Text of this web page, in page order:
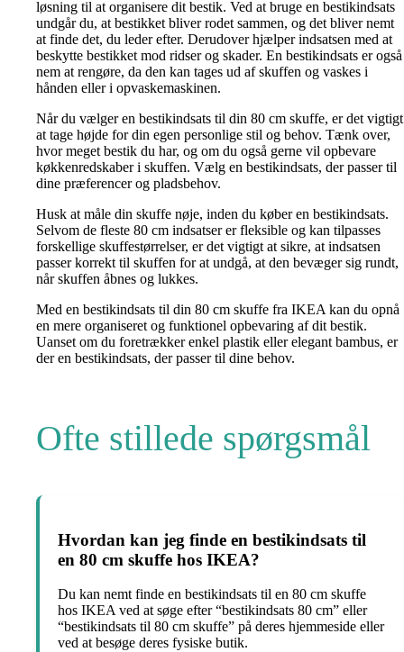
løsning til at organisere dit bestik. Ved at bruge en bestikindsats
undgår du, at bestikket bliver rodet sammen, og det bliver nemt
at finde det, du leder efter. Derudover hjælper indsatsen med at
beskytte bestikket mod ridser og skader. En bestikindsats er også
nem at rengøre, da den kan tages ud af skuffen og vaskes i
hånden eller i opvaskemaskinen.
Når du vælger en bestikindsats til din 80 cm skuffe, er det vigtigt
at tage højde for din egen personlige stil og behov. Tænk over,
hvor meget bestik du har, og om du også gerne vil opbevare
køkkenredskaber i skuffen. Vælg en bestikindsats, der passer til
dine præferencer og pladsbehov.
Husk at måle din skuffe nøje, inden du køber en bestikindsats.
Selvom de fleste 80 cm indsatser er fleksible og kan tilpasses
forskellige skuffestørrelser, er det vigtigt at sikre, at indsatsen
passer korrekt til skuffen for at undgå, at den bevæger sig rundt,
når skuffen åbnes og lukkes.
Med en bestikindsats til din 80 cm skuffe fra IKEA kan du opnå
en mere organiseret og funktionel opbevaring af dit bestik.
Uanset om du foretrækker enkel plastik eller elegant bambus, er
der en bestikindsats, der passer til dine behov.
Ofte stillede spørgsmål
Hvordan kan jeg finde en bestikindsats til
en 80 cm skuffe hos IKEA?
Du kan nemt finde en bestikindsats til en 80 cm skuffe
hos IKEA ved at søge efter “bestikindsats 80 cm” eller
“bestikindsats til 80 cm skuffe” på deres hjemmeside eller
ved at besøge deres fysiske butik.